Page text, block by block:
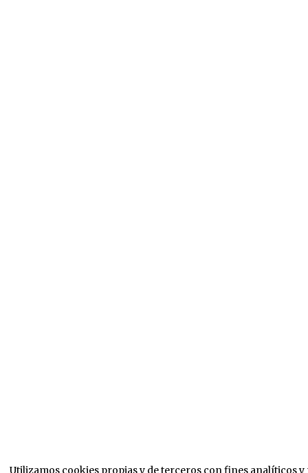
Utilizamos cookies propias y de terceros con fines analíticos